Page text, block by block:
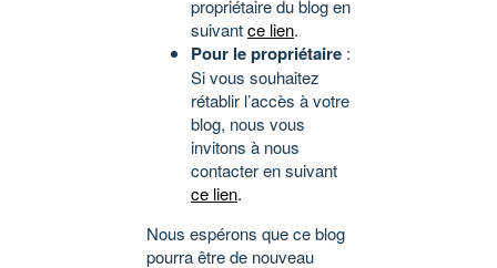
propriétaire du blog en
suivantce lien.
Pour le propriétaire :
Si vous souhaitez
rétablir l’accès à votre
blog, nous vous
invitons à nous
contacter en suivant
ce lien.
Nous espérons que ce blog
pourra être de nouveau